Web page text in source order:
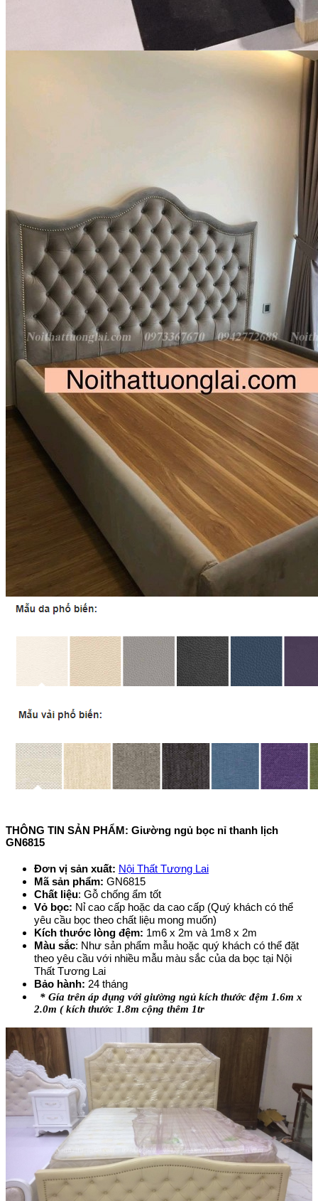
THÔNG TIN SẢN PHẨM: Giường ngủ bọc nỉ thanh lịch
GN6815
Đơn vị sản xuất: Nội Thất Tương Lai
Mã sản phẩm: GN6815
Chất liệu: Gỗ chống ẩm tốt
Vỏ bọc: Nỉ cao cấp hoặc da cao cấp (Quý khách có thể
yêu cầu bọc theo chất liệu mong muốn)
Kích thước lòng đệm: 1m6 x 2m và 1m8 x 2m
Màu sắc: Như sản phẩm mẫu hoặc quý khách có thể đặt
theo yêu cầu với nhiều mẫu màu sắc của da bọc tại Nội
Thất Tương Lai
Bảo hành: 24 tháng
* Gía trên áp dụng với giường ngủ kích thước đệm 1.6m x
2.0m ( kích thước 1.8m cộng thêm 1tr